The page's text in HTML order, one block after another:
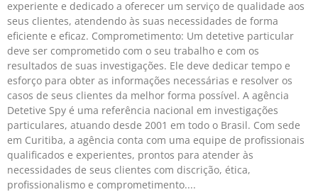
experiente e dedicado a oferecer um serviço de qualidade aos
seus clientes, atendendo às suas necessidades de forma
eficiente e eficaz. Comprometimento: Um detetive particular
deve ser comprometido com o seu trabalho e com os
resultados de suas investigações. Ele deve dedicar tempo e
esforço para obter as informações necessárias e resolver os
casos de seus clientes da melhor forma possível. A agência
Detetive Spy é uma referência nacional em investigações
particulares, atuando desde 2001 em todo o Brasil. Com sede
em Curitiba, a agência conta com uma equipe de profissionais
qualificados e experientes, prontos para atender às
necessidades de seus clientes com discrição, ética,
profissionalismo e comprometimento.